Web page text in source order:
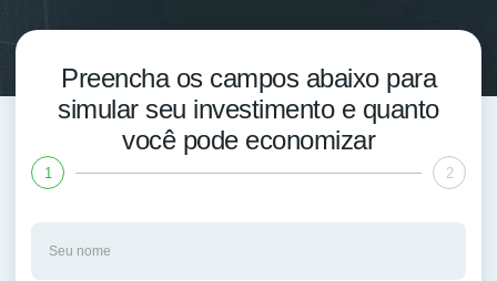
Preencha os campos abaixo para
simular seu investimento e quanto
você pode economizar
1 2